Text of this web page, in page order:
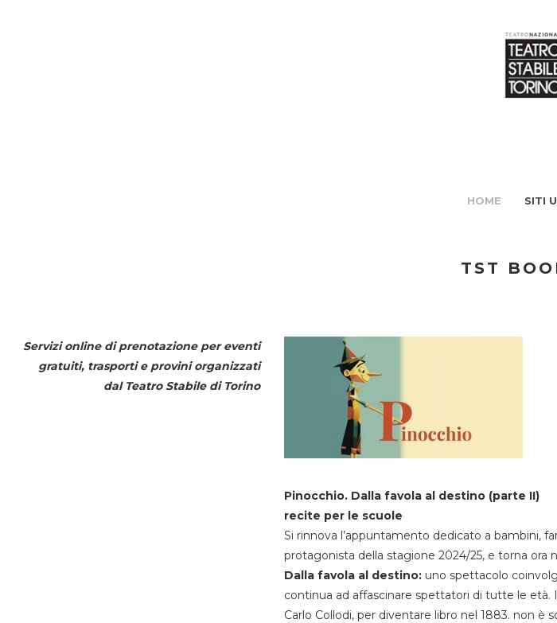
HOME SITI
TST
Servizi online di prenotazione per eventi
gratuiti, trasporti e provini organizzati
dal Teatro Stabile di Torino
Pinocchio. Dalla favola al destino (parte II)
recite per le scuole
Si rinnova l’appuntamento dedicato a bambini,
protagonista della stagione 2024/25, e torna ora
Dalla favola al destino:uno spettacolo
continua ad affascinare spettatori di tutte le età.
Carlo Collodi, per diventare libro nel 1883. non è